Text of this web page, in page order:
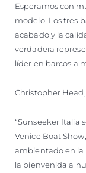
Esperamos con
modelo. Los tres
acabado y la
verdadera
líder en barcos a
Christopher
“Sunseeker Italia
Venice Boat
ambientado en la
la bienvenida a